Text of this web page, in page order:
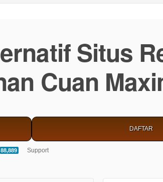
Situs
Cuan
DAFTAR
88,889 Support